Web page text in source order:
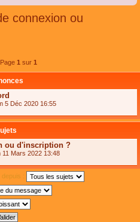
connexion ou
1 sur 1
5 Déc 2020 16:55
ou d'inscription ?
11 Mars 2022 13:48
: